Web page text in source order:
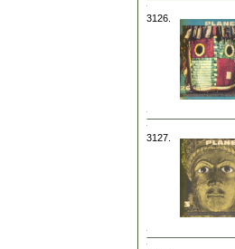
3126.
3127.